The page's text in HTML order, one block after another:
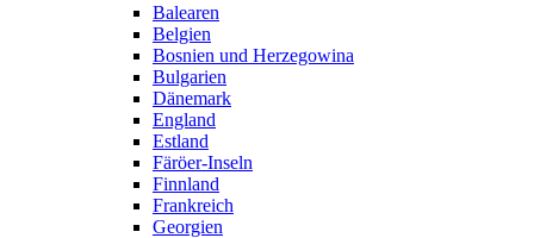
Balearen
Belgien
Bosnien und Herzegowina
Bulgarien
Dänemark
England
Estland
Färöer-Inseln
Finnland
Frankreich
Georgien